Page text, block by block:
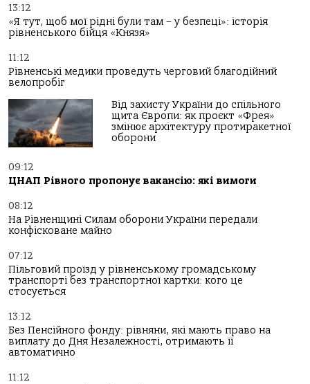
13:12
«Я тут, щоб мої рідні були там – у безпеці»: історія
рівненського бійця «Князя»
11:12
Рівненські медики проведуть черговий благодійний
велопробіг
Від захисту України до спільного
щита Європи: як проєкт «Фрея»
змінює архітектуру протиракетної
оборони
09:12
ЦНАП Рівного пропонує вакансію: які вимоги
08:12
На Рівненщині Силам оборони України передали
конфісковане майно
07:12
Пільговий проїзд у рівненському громадському
транспорті без транспортної картки: кого це
стосується
13:12
Без Пенсійного фонду: рівняни, які мають право на
виплату до Дня Незалежності, отримають її
автоматично
11:12